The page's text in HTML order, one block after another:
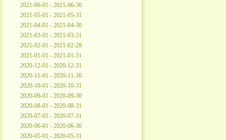
2021-06-01 - 2021-06-30
2021-05-01 - 2021-05-31
2021-04-01 - 2021-04-30
2021-03-01 - 2021-03-31
2021-02-01 - 2021-02-28
2021-01-01 - 2021-01-31
2020-12-01 - 2020-12-31
2020-11-01 - 2020-11-30
2020-10-01 - 2020-10-31
2020-09-01 - 2020-09-30
2020-08-01 - 2020-08-31
2020-07-01 - 2020-07-31
2020-06-01 - 2020-06-30
2020-05-01 - 2020-05-31